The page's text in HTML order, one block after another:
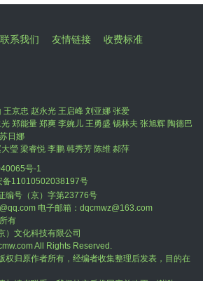
联系我们 友情链接 收费标准
京忠 赵永光 王启峰 刘亚娜 张爱
郑能量 郑爽 李婉儿 王勇盛 锡林夫 张旭辉 陶德巴
日娜
瑩 梁睿悦 李鹏 韩秀芳 陈维 郝萍
号-1
备11010502038197号
编号（京）字第23776号
电子邮箱：dqcmwz@163.com
有
）文化科技有限公司
All Rights Reserved.
权归原作者所有，经编者收集整理后发表，目的在